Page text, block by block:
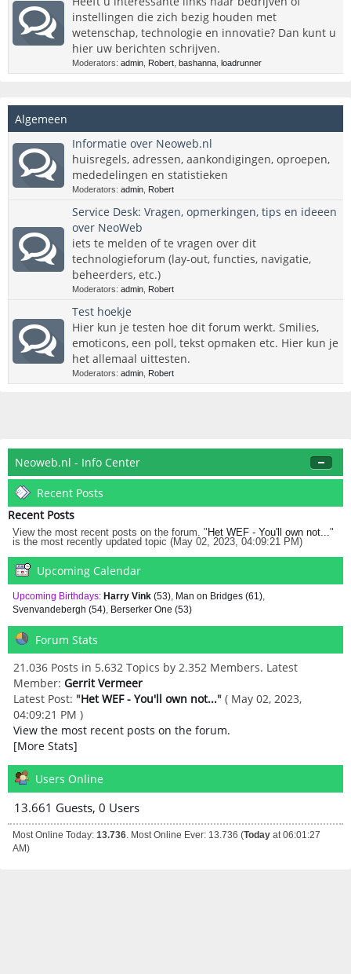
instellingen die zich bezig houden met
wetenschap, technologie en innovatie? Dan kunt u
hier uw berichten schrijven.
Moderators: admin Robert bashanna loadrunner
Algemeen
Informatie over Neoweb.nl
huisregels, adressen, aankondigingen, oproepen,
mededelingen en statistieken
Moderators: admin Robert
Service Desk: Vragen, opmerkingen, tips en ideeen
over NeoWeb
iets te melden of te vragen over dit
technologieforum (lay-out, functies, navigatie,
beheerders, etc.)
Moderators: admin Robert
Test hoekje
Hier kun je testen hoe dit forum werkt. Smilies,
emoticons, een poll, tekst opmaken etc. Hier kun je
het allemaal uittesten.
Moderators: admin Robert
Neoweb.nl - Info Center
Recent Posts
Recent Posts
View the most recent posts on the forum. " Het WEF - You'll own not..."
is the most recently updated topic (May 02, 2023, 04:09:21 PM)
Upcoming Calendar
Upcoming Birthdays: Harry Vink(53), Man on Bridges (61),
Svenvandebergh (54), Berserker One (53)
Forum Stats
21.036 Posts in 5.632 Topics by 2.352 Members. Latest
Member: Gerrit Vermeer
Latest Post: "Het WEF - You'll own not..." ( May 02, 2023,
04:09:21 PM )
View the most recent posts on the forum.
[More Stats]
Users Online
13.661 Guests, 0 Users
Most Online Today: 13.736. Most Online Ever: 13.736 (Todayat 06:01:27
AM)